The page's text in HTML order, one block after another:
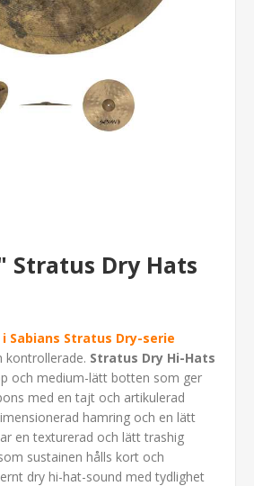
Stratus Dry Hats
Sabians Stratus Dry-serie
kontrollerade. Stratus Dry Hi-Hats
och medium-lätt botten som ger
med en tajt och artikulerad
hamring och en lätt
en texturerad och lätt trashig
sustainen hålls kort och
dry hi-hat-sound med tydlighet